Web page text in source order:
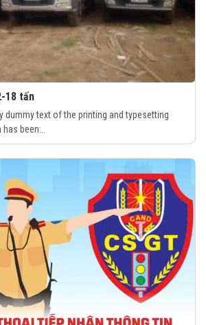
18 tấn
dummy text of the printing and typesetting
been...